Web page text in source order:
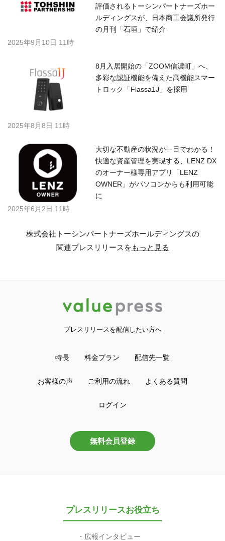
評価されるトーシンパートナーズホー
ルディングスが、日本商工会議所発行
の月刊「石垣」で紹介
2025年9月10日 11時
8月入居開始の「ZOOM信濃町」へ、
多彩な認証機能を備えた高機能スマー
トロック「Flassa1J」を採用
2025年8月8日 11時
大切な不動産の状況が一目でわかる！
快適な資産管理を実現する、LENZ DX
のオーナー様専用アプリ「LENZ
OWNER」がパソコンからも利用可能
に
2025年6月2日 11時
株式会社トーシンパートナーズホールディングスの
関連プレスリリースをもっと見る
プレスリリースを配信したい方へ
特長 料金プラン 配信先一覧
お客様の声 ご利用の流れ よくある質問
ログイン
無料会員登録
プレスリリースお役立ち
広報インタビュー